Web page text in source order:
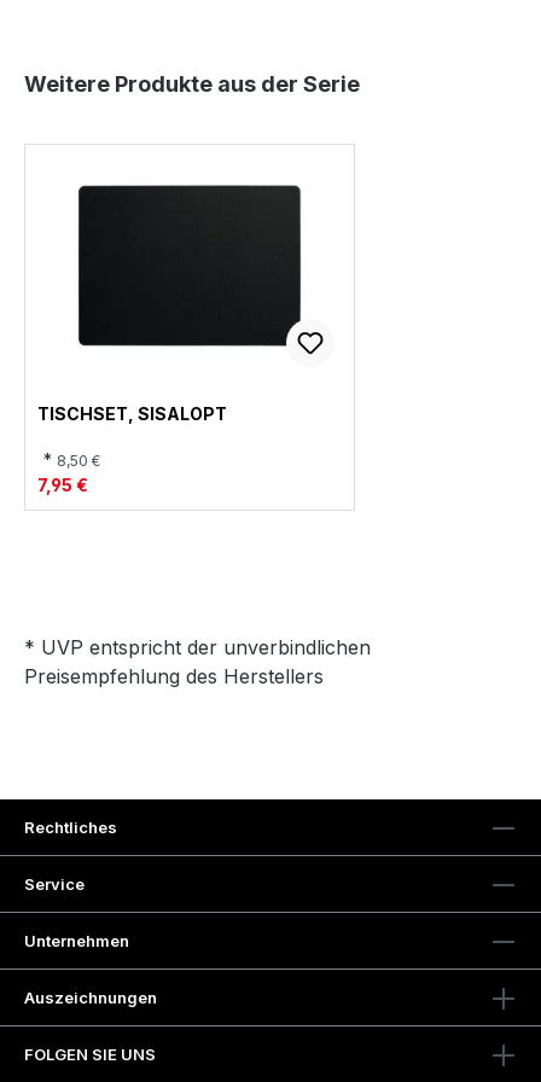
Produktgalerie überspringen
Weitere Produkte aus der Serie
TISCHSET, SISALOPT
* 8,50 €
7,95 €
* UVP entspricht der unverbindlichen
Preisempfehlung des Herstellers
Rechtliches
Service
Unternehmen
Auszeichnungen
FOLGEN SIE UNS